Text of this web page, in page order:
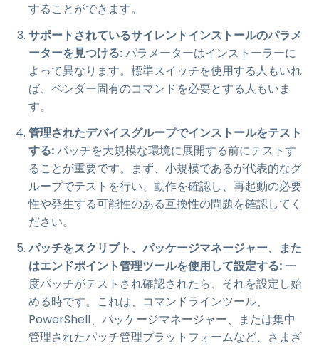
することができます。
サポートされているサイレントインストールのパラメ
ーターを見つける:パラメーターはインストーラーに
よって異なります。標準スイッチを使用する人もいれ
ば、ベンダー固有のコマンドを必要とする人もいま
す。
管理されたデバイスグループでインストールをテスト
する:パッチを大規模な環境に展開する前にテストす
ることが重要です。まず、小規模であるが代表的なグ
ループでテストを行い、動作を確認し、再起動の必要
性や発生する可能性のある互換性の問題を確認してく
ださい。
パッチをスクリプト、パッケージマネージャー、また
はエンドポイント管理ツールを使用して設定する:一
度パッチがテストされ確認されたら、それを設定し始
める時です。これは、コマンドラインツール、
PowerShell、パッケージマネージャー、または集中
管理されたパッチ管理プラットフォームなど、さまざ